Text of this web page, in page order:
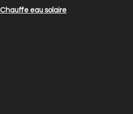
eau solaire